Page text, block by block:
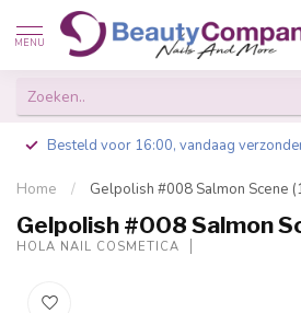
MENU
Besteld voor 16:00, vandaag
Home / Gelpolish #008 Salmon Scene
Gelpolish #008 Salmon
HOLA NAIL COSMETICA